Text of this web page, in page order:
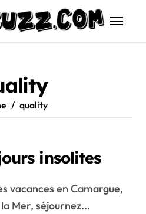
quality
insolites
Mer, séjournez...